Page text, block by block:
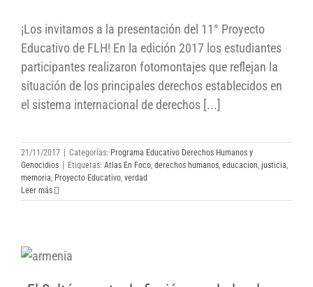
¡Los invitamos a la presentación del 11° Proyecto
Educativo de FLH! En la edición 2017 los estudiantes
participantes realizaron fotomontajes que reflejan la
situación de los principales derechos establecidos en
el sistema internacional de derechos [...]
21/11/2017 Categorías: Programa Educativo Derechos Humanos y
Genocidios
Etiquetas: Atlas En Foco, derechos humanos, educacion, justicia,
memoria, Proyecto Educativo, verdad
Leer más
«El Sultán»: entre la ficción novelada y las